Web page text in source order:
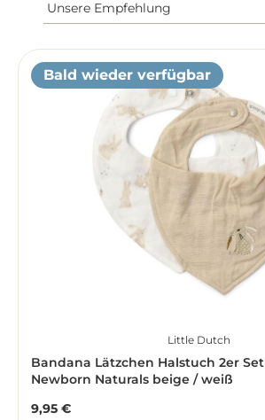
Bald wieder verfügbar
Little Dutch
Bandana Lätzchen Halstuch 2er Set Baby Bunny -
Newborn Naturals beige / weiß
Regulärer Preis:
9,95 €